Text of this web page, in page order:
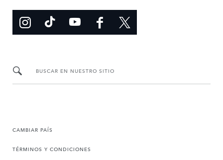
BUSCAR EN NUESTRO SITIO
CAMBIAR PAÍS
TÉRMINOS Y CONDICIONES